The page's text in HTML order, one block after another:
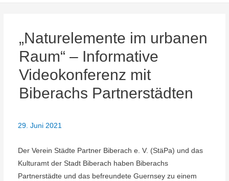
„Naturelemente im urbanen
Raum“ – Informative
Videokonferenz mit
Biberachs Partnerstädten
29. Juni 2021
Der Verein Städte Partner Biberach e. V. (StäPa) und das
Kulturamt der Stadt Biberach haben Biberachs
Partnerstädte und das befreundete Guernsey zu einem